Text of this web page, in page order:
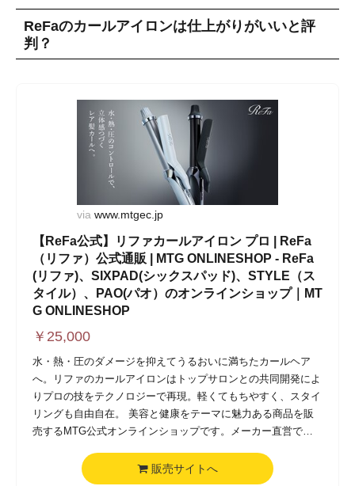
ReFaのカールアイロンは仕上がりがいいと評
判？
via www.mtgec.jp
【ReFa公式】リファカールアイロン プロ | ReFa
（リファ）公式通販 | MTG ONLINESHOP - ReFa
(リファ)、SIXPAD(シックスパッド)、STYLE（ス
タイル）、PAO(パオ）のオンラインショップ｜MT
G ONLINESHOP
￥ 25,000
水・熱・圧のダメージを抑えてうるおいに満ちたカールヘア
へ。リファのカールアイロンはトップサロンとの共同開発によ
りプロの技をテクノロジーで再現。軽くてもちやすく、スタイ
リングも自由自在。 美容と健康をテーマに魅力ある商品を販
売するMTG公式オンラインショップです。メーカー直営です
販売サイトへ